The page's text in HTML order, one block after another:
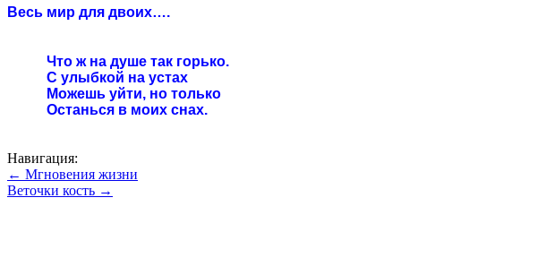
Весь мир для двоих….
Что ж на душе так горько.
С улыбкой на устах
Можешь уйти, но только
Останься в моих снах.
Навигация:
← Мгновения жизни
Веточки кость →